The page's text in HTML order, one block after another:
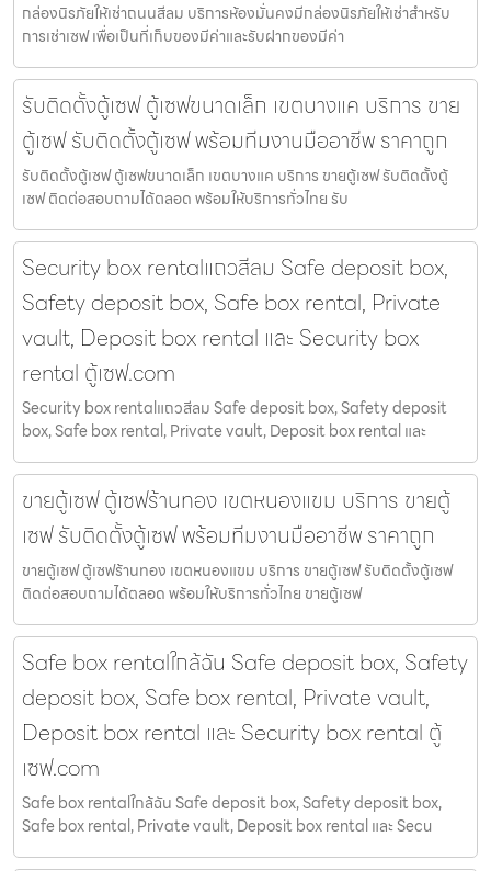
กล่องนิรภัยให้เช่าถนนสีลม บริการห้องมั่นคงมีกล่องนิรภัยให้เช่าสำหรับ
การเช่าเซฟ เพื่อเป็นที่เก็บของมีค่าและรับฝากของมีค่า
รับติดตั้งตู้เซฟ ตู้เซฟขนาดเล็ก เขตบางแค บริการ ขาย
ตู้เซฟ รับติดตั้งตู้เซฟ พร้อมทีมงานมืออาชีพ ราคาถูก
รับติดตั้งตู้เซฟ ตู้เซฟขนาดเล็ก เขตบางแค บริการ ขายตู้เซฟ รับติดตั้งตู้
เซฟ ติดต่อสอบถามได้ตลอด พร้อมให้บริการทั่วไทย รับ
Security box rentalแถวสีลม Safe deposit box,
Safety deposit box, Safe box rental, Private
vault, Deposit box rental และ Security box
rental ตู้เซฟ.com
Security box rentalแถวสีลม Safe deposit box, Safety deposit
box, Safe box rental, Private vault, Deposit box rental และ
ขายตู้เซฟ ตู้เซฟร้านทอง เขตหนองแขม บริการ ขายตู้
เซฟ รับติดตั้งตู้เซฟ พร้อมทีมงานมืออาชีพ ราคาถูก
ขายตู้เซฟ ตู้เซฟร้านทอง เขตหนองแขม บริการ ขายตู้เซฟ รับติดตั้งตู้เซฟ
ติดต่อสอบถามได้ตลอด พร้อมให้บริการทั่วไทย ขายตู้เซฟ
Safe box rentalใกล้ฉัน Safe deposit box, Safety
deposit box, Safe box rental, Private vault,
Deposit box rental และ Security box rental ตู้
เซฟ.com
Safe box rentalใกล้ฉัน Safe deposit box, Safety deposit box,
Safe box rental, Private vault, Deposit box rental และ Secu